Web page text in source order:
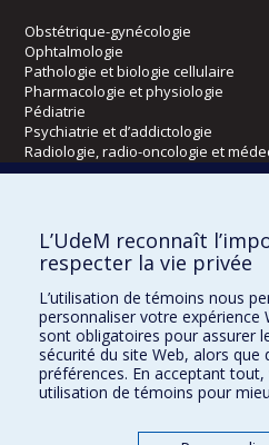
Obstétrique-gynécologie
Ophtalmologie
Pathologie et biologie cellulaire
Pharmacologie et physiologie
Pédiatrie
Psychiatrie et d’addictologie
Radiologie, radio-oncologie et
Kinésiologie et des sciences de
Orthophonie et audiologie
Réadaptation
Directions
DPC
CPASS
L’UdeM reconnaît
respecter la vie privée
L’utilisation de témoins nous
personnaliser votre expérience
sont obligatoires pour assurer
sécurité du site Web, alors que
préférences. En acceptant
utilisation de témoins pour